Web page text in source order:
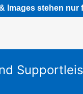
Images stehen